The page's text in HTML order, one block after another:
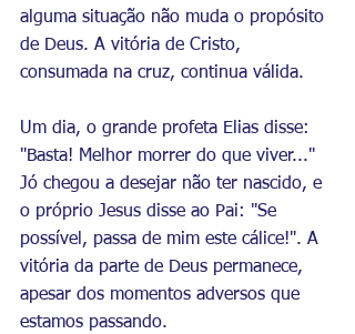
alguma situação não muda o propósito
de Deus. A vitória de Cristo,
consumada na cruz, continua válida.
Um dia, o grande profeta Elias disse:
"Basta! Melhor morrer do que viver..."
Jó chegou a desejar não ter nascido, e
o próprio Jesus disse ao Pai: "Se
possível, passa de mim este cálice!". A
vitória da parte de Deus permanece,
apesar dos momentos adversos que
estamos passando.